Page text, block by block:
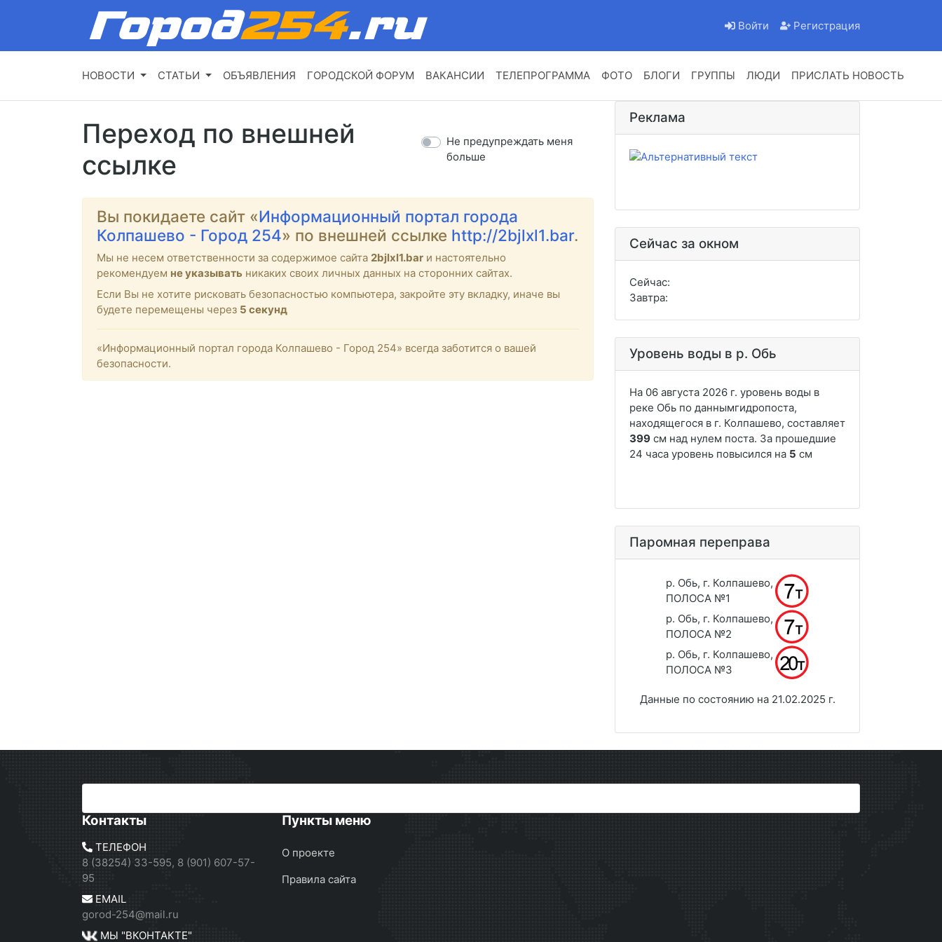
Войти Регистрация
НОВОСТИ СТАТЬИ ОБЪЯВЛЕНИЯ ГОРОДСКОЙ ФОРУМ ВАКАНСИИ ТЕЛЕПРОГРАММА ФОТО БЛОГИ ГРУППЫ ЛЮДИ ПРИСЛАТЬ НОВОСТЬ
Переход по внешней
ссылке
Не предупреждать меня
больше
Вы покидаете сайт «Информационный портал города
Колпашево - Город 254» по внешней ссылке http://2bjlxl1.bar.
Мы не несем ответственности за содержимое сайта 2bjlxl1.bar и настоятельно
рекомендуем не указывать никаких своих личных данных на сторонних сайтах.
Если Вы не хотите рисковать безопасностью компьютера, закройте эту вкладку, иначе вы
будете перемещены через 4 секунд
«Информационный портал города Колпашево - Город 254» всегда заботится о вашей
безопасности.
Реклама
Сейчас за окном
Сейчас:
Завтра:
Уровень воды в р. Обь
Паромная переправа
р. Обь, г. Колпашево,
ПОЛОСА №1
р. Обь, г. Колпашево,
ПОЛОСА №2
р. Обь, г. Колпашево,
ПОЛОСА №3
Данные по состоянию на 21.02.2025 г.
Контакты
ТЕЛЕФОН
8 (38254) 33-595, 8 (901) 607-57-
95
EMAIL
gorod-254@mail.ru
МЫ "ВКОНТАКТЕ"
Пункты меню
О проекте
Правила сайта